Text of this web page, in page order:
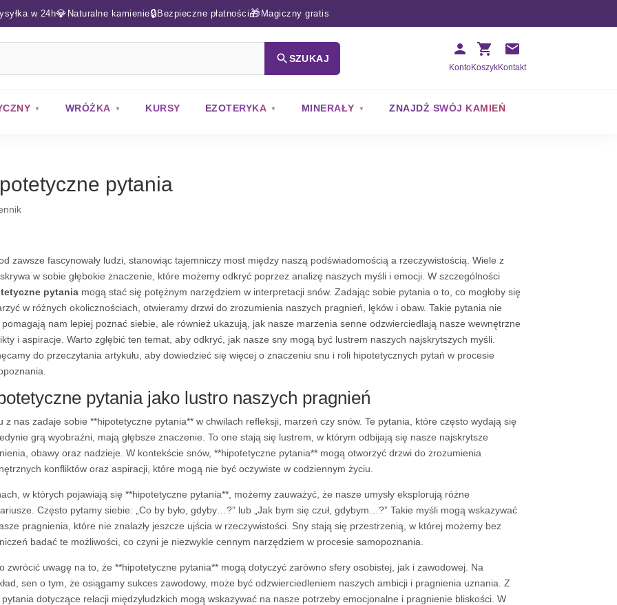
w 24h💎 Naturalne kamienie🔒 Bezpieczne płatności🎁 Magiczny gratis
SZUKAJ
KontoKoszykKontakt
WRÓŻKA KURSY EZOTERYKA MINERAŁY ZNAJDŹ SWÓJ KAMIEŃ
pytania
zawsze fascynowały ludzi, stanowiąc tajemniczy most między naszą podświadomością a rzeczywistością. Wiele z
w sobie głębokie znaczenie, które możemy odkryć poprzez analizę naszych myśli i emocji. W szczególności
pytaniamogą stać się potężnym narzędziem w interpretacji snów. Zadając sobie pytania o to, co mogłoby się
w różnych okolicznościach, otwieramy drzwi do zrozumienia naszych pragnień, lęków i obaw. Takie pytania nie
pomagają nam lepiej poznać siebie, ale również ukazują, jak nasze marzenia senne odzwierciedlają nasze wewnętrzne
i aspiracje. Warto zgłębić ten temat, aby odkryć, jak nasze sny mogą być lustrem naszych najskrytszych myśli.
do przeczytania artykułu, aby dowiedzieć się więcej o znaczeniu snu i roli hipotetycznych pytań w procesie
pytania jako lustro naszych pragnień
z nas zadaje sobie **hipotetyczne pytania** w chwilach refleksji, marzeń czy snów. Te pytania, które często wydają się
grą wyobraźni, mają głębsze znaczenie. To one stają się lustrem, w którym odbijają się nasze najskrytsze
obawy oraz nadzieje. W kontekście snów, **hipotetyczne pytania** mogą otworzyć drzwi do zrozumienia
konfliktów oraz aspiracji, które mogą nie być oczywiste w codziennym życiu.
w których pojawiają się **hipotetyczne pytania**, możemy zauważyć, że nasze umysły eksplorują różne
Często pytamy siebie: „Co by było, gdyby…?” lub „Jak bym się czuł, gdybym…?” Takie myśli mogą wskazywać
pragnienia, które nie znalazły jeszcze ujścia w rzeczywistości. Sny stają się przestrzenią, w której możemy bez
badać te możliwości, co czyni je niezwykle cennym narzędziem w procesie samopoznania.
zwrócić uwagę na to, że **hipotetyczne pytania** mogą dotyczyć zarówno sfery osobistej, jak i zawodowej. Na
sen o tym, że osiągamy sukces zawodowy, może być odzwierciedleniem naszych ambicji i pragnienia uznania. Z
pytania dotyczące relacji międzyludzkich mogą wskazywać na nasze potrzeby emocjonalne i pragnienie bliskości. W